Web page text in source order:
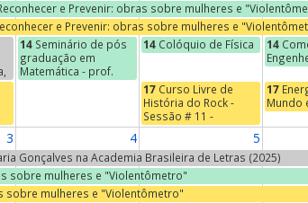
e Prevenir: obras sobre mulheres e
e Prevenir: obras sobre mulheres e
14 Seminário de pós
graduação em
Matemática - prof.
Jean-Paul Brasselet
"Marie-Hélène
Schwartz, um nome na
torre Eiffel"
14 Colóquio de Física 14
17 Curso Livre de
História do Rock -
Sessão # 11 -
Começos do Indie
17
Mundo
3 4 5
Gonçalves na Academia Brasileira de Letras (2025)
sobre mulheres e "Violentômetro"
sobre mulheres e "Violentômetro"